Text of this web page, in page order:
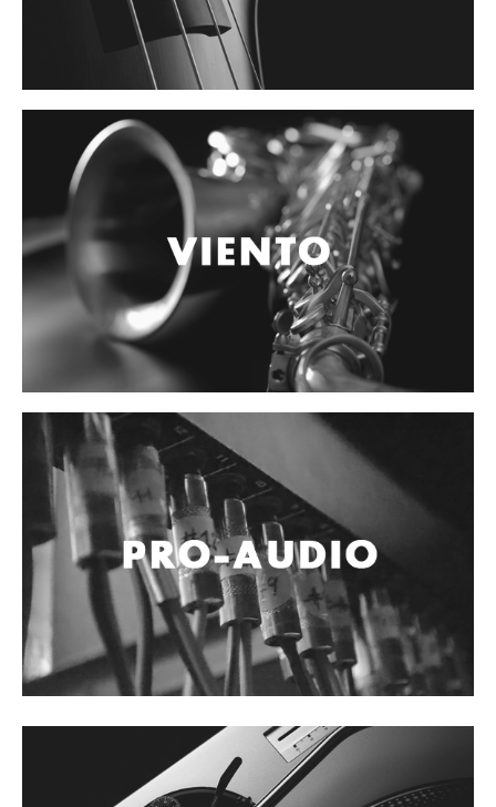
Luces Led
Laser
Maquinas de humo y escenario
Controladores
Accesorios
Cables y Conectores
Instrumento
Micrófono
Sonido
Parlante
Video y USB
Espigas y conectores
Accesorios
Otros Instrumentos de Cuerdas
Ukulele